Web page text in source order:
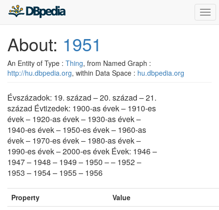
About: 1951
An Entity of Type : Thing, from Named Graph :
http://hu.dbpedia.org, within Data Space : hu.dbpedia.org
Évszázadok: 19. század – 20. század – 21.
század Évtizedek: 1900-as évek – 1910-es
évek – 1920-as évek – 1930-as évek –
1940-es évek – 1950-es évek – 1960-as
évek – 1970-es évek – 1980-as évek –
1990-es évek – 2000-es évek Évek: 1946 –
1947 – 1948 – 1949 – 1950 – – 1952 –
1953 – 1954 – 1955 – 1956
Property Value